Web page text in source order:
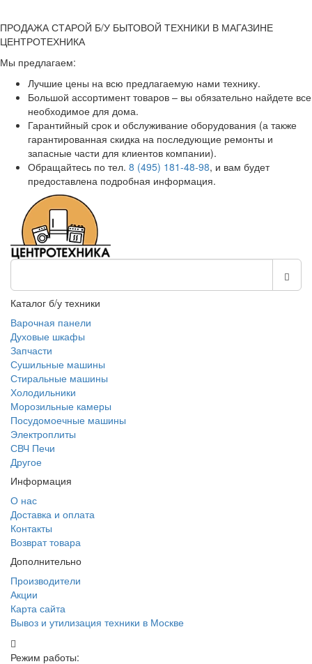
ПРОДАЖА СТАРОЙ Б/У БЫТОВОЙ ТЕХНИКИ В МАГАЗИНЕ
ЦЕНТРОТЕХНИКА
Мы предлагаем:
Лучшие цены на всю предлагаемую нами технику.
Большой ассортимент товаров – вы обязательно найдете все
необходимое для дома.
Гарантийный срок и обслуживание оборудования (а также
гарантированная скидка на последующие ремонты и
запасные части для клиентов компании).
Обращайтесь по тел. 8 (495) 181-48-98, и вам будет
предоставлена подробная информация.
Каталог б/у техники
Варочная панели
Духовые шкафы
Запчасти
Сушильные машины
Стиральные машины
Холодильники
Морозильные камеры
Посудомоечные машины
Электроплиты
СВЧ Печи
Другое
Информация
О нас
Доставка и оплата
Контакты
Возврат товара
Дополнительно
Производители
Акции
Карта сайта
Вывоз и утилизация техники в Москве
Режим работы: